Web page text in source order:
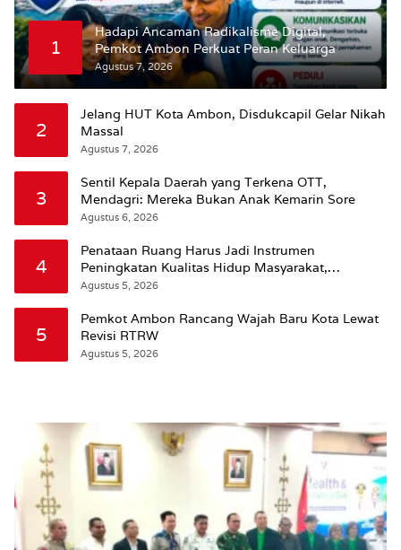
1
Hadapi Ancaman Radikalisme Digital,
Pemkot Ambon Perkuat Peran Keluarga
Agustus 7, 2026
2
Jelang HUT Kota Ambon, Disdukcapil Gelar Nikah
Massal
Agustus 7, 2026
3
Sentil Kepala Daerah yang Terkena OTT,
Mendagri: Mereka Bukan Anak Kemarin Sore
Agustus 6, 2026
4
Penataan Ruang Harus Jadi Instrumen
Peningkatan Kualitas Hidup Masyarakat,
Wattimena: Revisi RT-RW Ditetapkan Pemkot
Agustus 5, 2026
5
Pemkot Ambon Rancang Wajah Baru Kota Lewat
Revisi RTRW
Agustus 5, 2026